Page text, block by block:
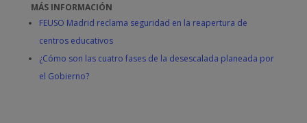
MÁS INFORMACIÓN
FEUSO Madrid reclama seguridad en la reapertura de
centros educativos
¿Cómo son las cuatro fases de la desescalada planeada por
el Gobierno?